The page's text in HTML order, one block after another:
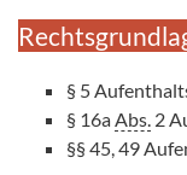
§ 5
§ 16a Abs. 2
§§ 45, 49